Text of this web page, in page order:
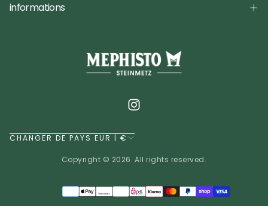
informations
CHANGER DE PAYS EUR | €
Copyright © 2026. All rights reserved.
Méthodes
de